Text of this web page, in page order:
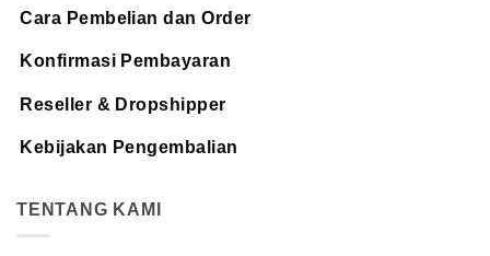
Cara Pembelian dan Order
Konfirmasi Pembayaran
Reseller & Dropshipper
Kebijakan Pengembalian
TENTANG KAMI